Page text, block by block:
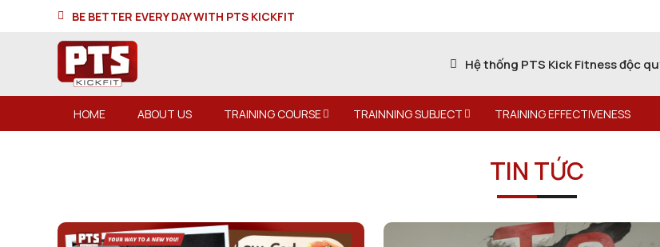
BE BETTER EVERY DAY WITH PTS KICKFIT
Hệ thống PTS Kick Fitness độc
HOME ABOUT US TRAINING COURSE TRAINNING SUBJECT TRAINING EFFECTIVENESS
TIN TỨC